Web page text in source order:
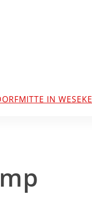
IN WESEKE